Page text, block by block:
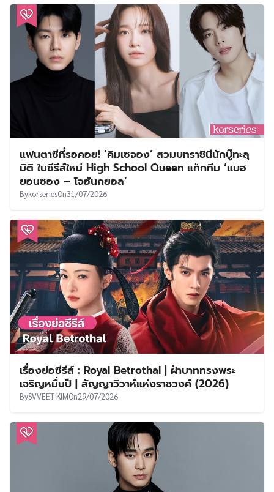
แฟนตาซีที่รอคอย! ‘คิมเซจอง’ สวมบทราชินีนักบู๊ทะลุ
มิติ ในซีรีส์ใหม่ High School Queen แท็กทีม ‘แบฮ
ยอนซอง – โจฮันกยอล’
BykorseriesOn31/07/2026
เรื่องย่อซีรีส์ : Royal Betrothal | ฝ่าบาททรงพระ
เจริญหมื่นปี | สัญญาวิวาห์แห่งราชวงศ์ (2026)
BySVVEET KIMOn29/07/2026